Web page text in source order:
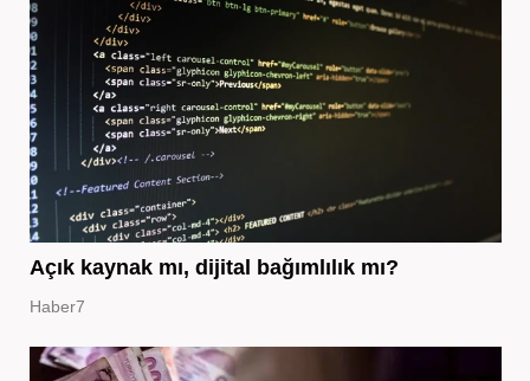
Açık kaynak mı, dijital bağımlılık mı?
Haber7